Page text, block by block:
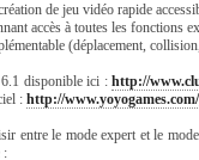
de jeu vidéo rapide
accès à toutes les fonctions
(déplacement,
disponible ici : http://
: http://
entre le mode expert et le
: